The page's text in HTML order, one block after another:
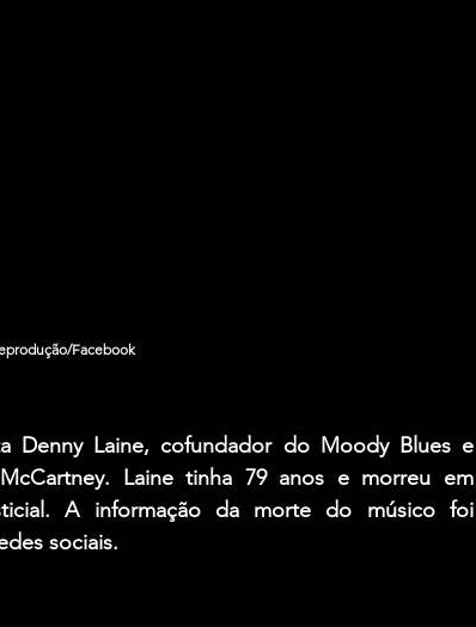
Facebook
Denny Laine, cofundador do Moody Blues e
. Laine tinha 79 anos e morreu em
A informação da morte do músico foi
sociais.